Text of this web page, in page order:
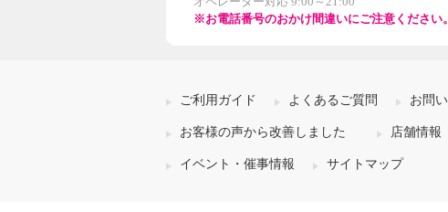
※お電話番号のおかけ間違いにご注意ください。
ご利用ガイド よくあるご質問 お問
お客様の声から改善しました 店舗情報
イベント・催事情報 サイトマップ